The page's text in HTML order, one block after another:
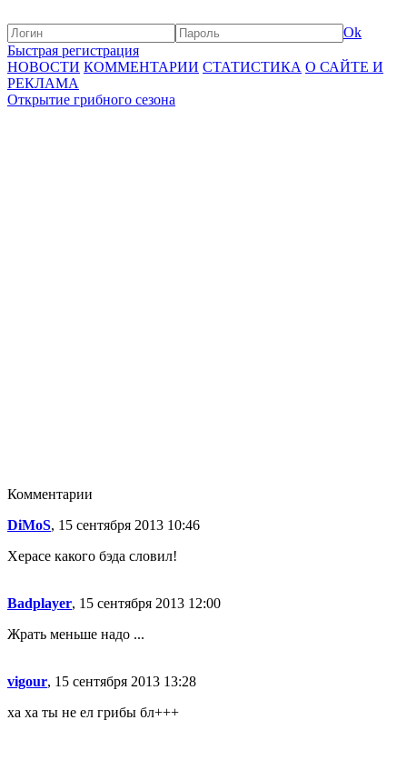
Ok
Быстрая регистрация
НОВОСТИ КОММЕНТАРИИ СТАТИСТИКА О САЙТЕ И
РЕКЛАМА
Открытие грибного сезона
Комментарии
DiMoS, 15 сентября 2013 10:46
Херасе какого бэда словил!
Badplayer, 15 сентября 2013 12:00
Жрать меньше надо ...
vigour, 15 сентября 2013 13:28
ха ха ты не ел грибы бл+++